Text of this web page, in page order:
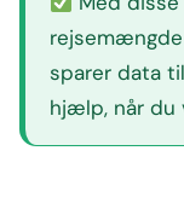
sparer data
hjælp, når du